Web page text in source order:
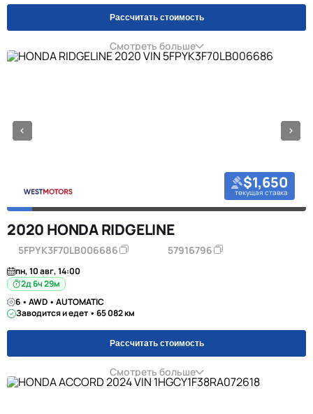
Рассчитать стоимость
Смотреть больше
$1,650
текущая ставка
2020 HONDA RIDGELINE
5FPYK3F70LB006686 57916796
пн, 10 авг, 14:00
2д 6ч 29м
6 • AWD • AUTOMATIC
Заводится и едет • 65 082 км
Рассчитать стоимость
Смотреть больше